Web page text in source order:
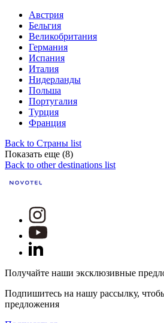
Австрия
Бельгия
Великобритания
Германия
Испания
Италия
Нидерланды
Польша
Португалия
Турция
Франция
Back to Страны list
Показать еще (8)
Back to other destinations list
Получайте наши эксклюзивные
Подпишитесь на нашу рассылку,
предложения